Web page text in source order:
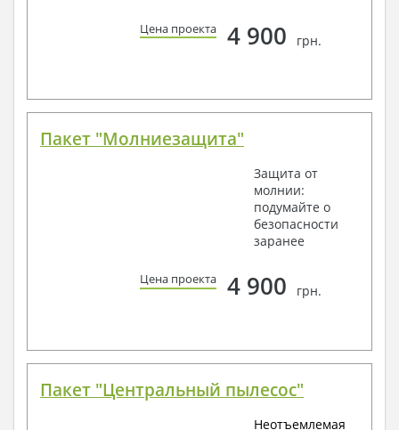
Цена проекта 4 900 грн.
Пакет "Молниезащита"
Защита от
молнии:
подумайте о
безопасности
заранее
Цена проекта 4 900 грн.
Пакет "Центральный пылесос"
Неотъемлемая